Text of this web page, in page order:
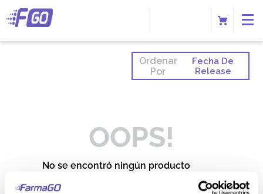
Ordenar
Por
Fecha De
Release
OOPS!
No se encontró ningún producto
¿Qué debo hacer?